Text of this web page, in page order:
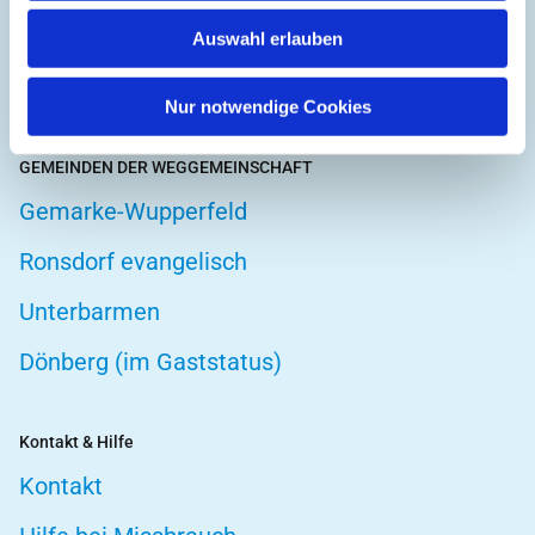
Auswahl erlauben
Nur notwendige Cookies
Telefonseelsorge
GEMEINDEN DER WEGGEMEINSCHAFT
Gemarke-Wupperfeld
Ronsdorf evangelisch
Unterbarmen
Dönberg (im Gaststatus)
Kontakt & Hilfe
Kontakt